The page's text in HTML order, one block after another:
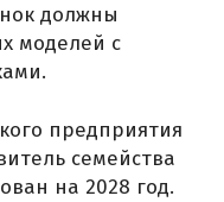
должны
моделей с
предприятия
семейства
на 2028 год.